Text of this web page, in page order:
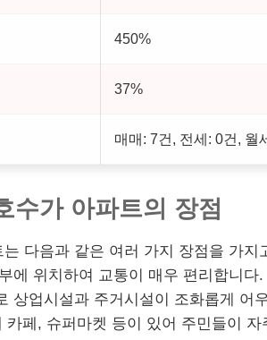
450%
37%
매매: 7건, 전세: 0건, 월
수가 아파트의 장점
다음과 같은 여러 가지 장점을 가지
에 위치하여 교통이 매우 편리합니다.
상업시설과 주거시설이 조화롭게 어
카페, 슈퍼마켓 등이 있어 주민들이 자